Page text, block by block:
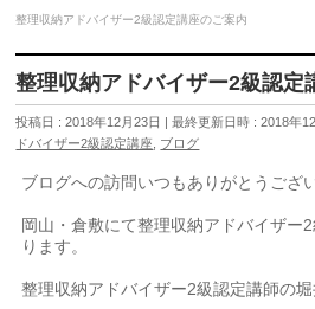
整理収納アドバイザー2級認定講座のご案内
整理収納アドバイザー2級認定
投稿日 : 2018年12月23日 最終更新日時 : 2018年
ドバイザー2級認定講座
ブログ
ブログへの訪問いつもありがとうござ
岡山・倉敷にて整理収納アドバイザー
ります。
整理収納アドバイザー2級認定講師の堀